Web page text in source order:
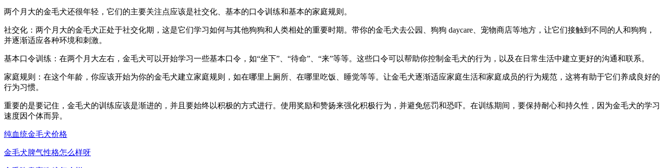
两个月大的金毛犬还很年轻，它们的主要关注点应该是社交化、基本的口令训练和基本的家庭规则。
社交化：两个月大的金毛犬正处于社交化期，这是它们学习如何与其他狗狗和人类相处的重要时期。带你的金毛犬去公园、狗狗 daycare、宠物商店等地方，让它们接触到不同的人和狗狗，
并逐渐适应各种环境和刺激。
基本口令训练：在两个月大左右，金毛犬可以开始学习一些基本口令，如“坐下”、“待命”、“来”等等。这些口令可以帮助你控制金毛犬的行为，以及在日常生活中建立更好的沟通和联系。
家庭规则：在这个年龄，你应该开始为你的金毛犬建立家庭规则，如在哪里上厕所、在哪里吃饭、睡觉等等。让金毛犬逐渐适应家庭生活和家庭成员的行为规范，这将有助于它们养成良好的
行为习惯。
重要的是要记住，金毛犬的训练应该是渐进的，并且要始终以积极的方式进行。使用奖励和赞扬来强化积极行为，并避免惩罚和恐吓。在训练期间，要保持耐心和持久性，因为金毛犬的学习
速度因个体而异。
纯血统金毛犬价格
金毛犬脾气性格怎么样呀